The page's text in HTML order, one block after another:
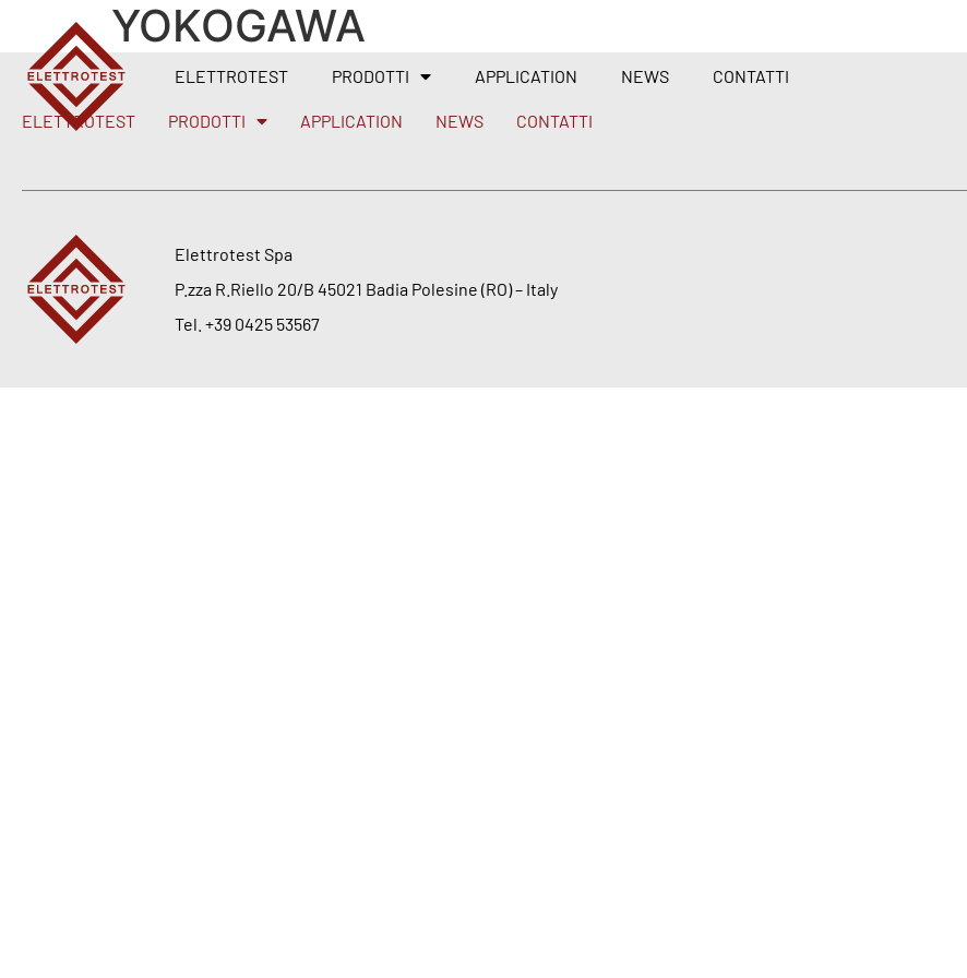
ELETTROTEST PRODOTTI APPLICATION NEWS CONTATTI
YOKOGAWA
ELETTROTEST PRODOTTI APPLICATION NEWS CONTATTI
Elettrotest Spa
P.zza R.Riello 20/B 45021 Badia Polesine (RO) – Italy
Tel. +39 0425 53567